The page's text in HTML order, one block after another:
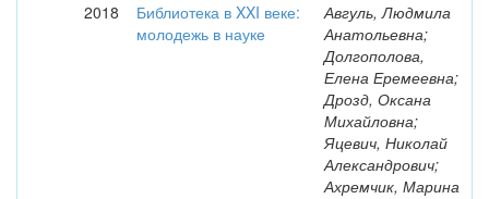
2018
Библиотека в XXI веке:
молодежь в науке
Авгуль, Людмила
Анатольевна;
Долгополова,
Елена Еремеевна;
Дрозд, Оксана
Михайловна;
Яцевич, Николай
Александрович;
Ахремчик, Марина